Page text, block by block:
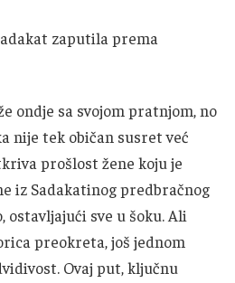
zaputila prema
ondje sa svojom pratnjom, no
nije tek običan susret već
prošlost žene koju je
iz Sadakatinog predbračnog
ostavljajući sve u šoku. Ali
preokreta, još jednom
Ovaj put, ključnu